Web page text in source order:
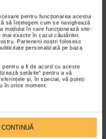
pentru funcționarea acestui
să înțelegem cum se navighează
modului în care funcționează site-
exacte în cazul căutărilor,
Partenerii noștri folosesc
personalizată pe baza
pentru a fi de acord cu aceste
setările” pentru a vă
și, în special, vă puteți
în orice moment.
al copiilor